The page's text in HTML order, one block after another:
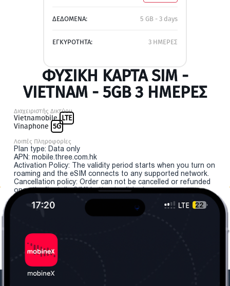
ΔΕΔΟΜΕΝΑ: 5 GB - 3 days
ΕΓΚΥΡΟΤΗΤΑ: 3 ΗΜΕΡΕΣ
ΦΥΣΙΚΉ ΚΆΡΤΑ SIM -
VIETNAM - 5GB 3 ΗΜΕΡΕΣ
Διαχειριστής Δικτύου
Vietnamobile LTE
Vinaphone 5G
Λοιπές Πληροφορίες
Plan type: Data only
APN: mobile.three.com.hk
Activation Policy: The validity period starts when you turn on
roaming and the eSIM connects to any supported network.
Cancellation policy: Order can not be cancelled or refunded
once the "install eSIM" button is clicked.